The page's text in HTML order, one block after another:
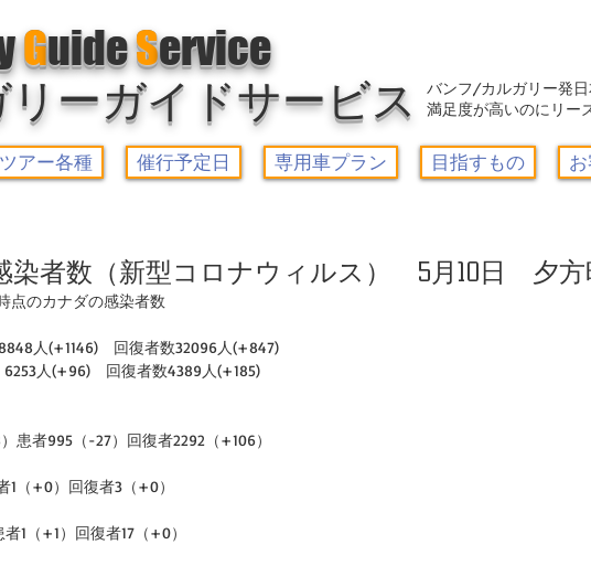
GuideService
リーガイドサービス
バンフ/カルガリー発
満足度が高いのにリー
ツアー各種 催行予定日 専用車プラン 目指すもの
染者数（新型コロナウィルス） 5月10日 夕方
点のカナダの感染者数
人(+1146)　回復者数32096人(+847)
人(+96)　回復者数4389人(+185)
患者995（-27）回復者2292（+106）
（+0）回復者3（+0）
1（+1）回復者17（+0）